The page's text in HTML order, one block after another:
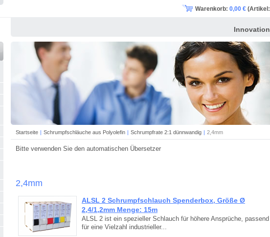
Innovation
Startseite | Schrumpfschläuche aus Polyolefin | Schrumpfrate 2:1 dünnwandig | 2,4mm
Bitte verwenden Sie den automatischen Übersetzer
2,4mm
ALSL 2 Schrumpfschlauch Spenderbox, Größe Ø
2,4/1,2mm Menge: 15m
ALSL 2 ist ein spezieller Schlauch für höhere Ansprüche, passend
für eine Vielzahl industrieller...
Warenkorb: 0,00 € (Artikel: